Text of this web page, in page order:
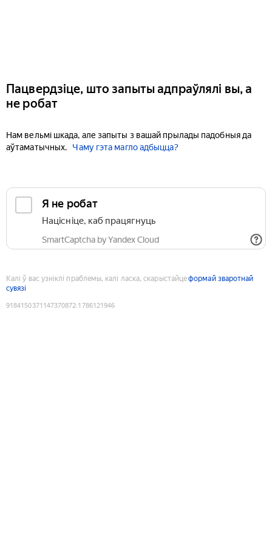
Пацвердзіце, што запыты адпраўлялі вы, а
не робат
Нам вельмі шкада, але запыты з вашай прылады падобныя да
аўтаматычных.
Чаму гэта магло адбыцца?
Я не робат
Націсніце, каб працягнуць
SmartCaptcha by Yandex Cloud
Калі ў вас узніклі праблемы, калі ласка, скарыстайцеформай зваротнай
сувязі
9184150371147370872:1786121946